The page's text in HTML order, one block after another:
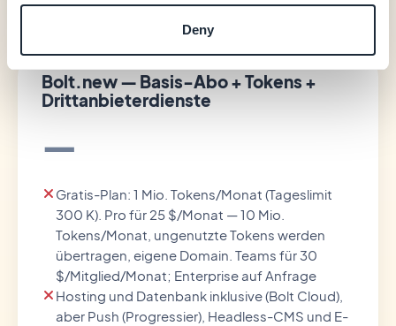
Deny
Bolt.new — Basis-Abo + Tokens +
Drittanbieterdienste
—
Gratis-Plan: 1 Mio. Tokens/Monat (Tageslimit
300 K). Pro für 25 $/Monat — 10 Mio.
Tokens/Monat, ungenutzte Tokens werden
übertragen, eigene Domain. Teams für 30
$/Mitglied/Monat; Enterprise auf Anfrage
Hosting und Datenbank inklusive (Bolt Cloud),
aber Push (Progressier), Headless-CMS und E-